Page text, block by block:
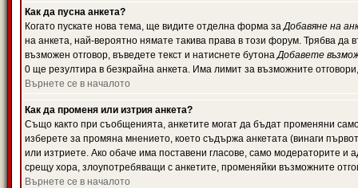
Как да пусна анкета?
Когато пускате нова тема, ще видите отделна форма заДобавяне на
на анкета, най-вероятно нямате такива права в този форум. Трябва да
възможен отговор, въведете текст и натиснете бутонаДобавете
0 ще резултира в безкрайна анкета. Има лимит за възможните
Върнете се в началото
Как да променя или изтрия анкета?
Също както при съобщенията, анкетите могат да бъдат променяни
изберете за промяна мнението, което съдържа анкетата (винаги
или изтриете. Ако обаче има поставени гласове, само модераторите и
срещу хора, злоупотребяващи с анкетите, променяйки възможните
Върнете се в началото